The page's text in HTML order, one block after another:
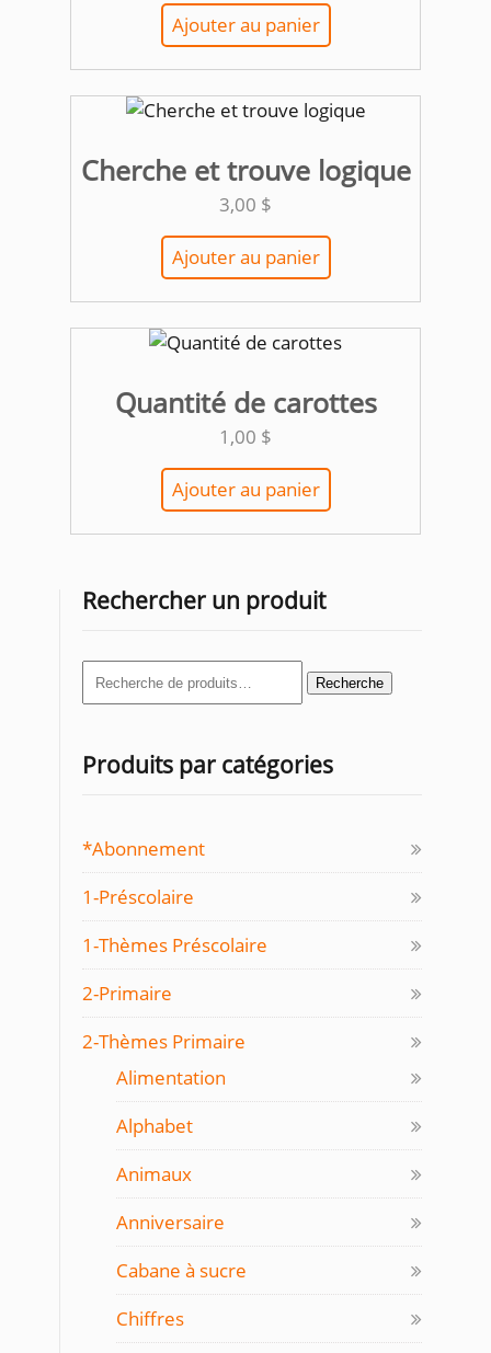
Ajouter au panier
Cherche et trouve logique
3,00 $
Ajouter au panier
Quantité de carottes
1,00 $
Ajouter au panier
Rechercher un produit
Recherche
pour :
Recherche
Produits par catégories
*Abonnement
1-Préscolaire
1-Thèmes Préscolaire
2-Primaire
2-Thèmes Primaire
Alimentation
Alphabet
Animaux
Anniversaire
Cabane à sucre
Chiffres